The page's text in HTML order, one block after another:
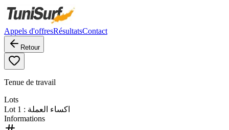
Appels d'offresRésultatsContact
Retour
Tenue de travail
Lots
Lot 1
: اكساء العملة
Informations